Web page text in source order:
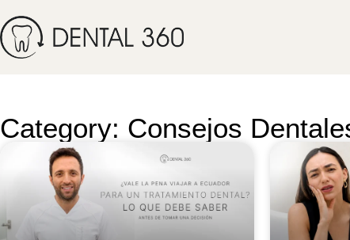
Category: Consejos